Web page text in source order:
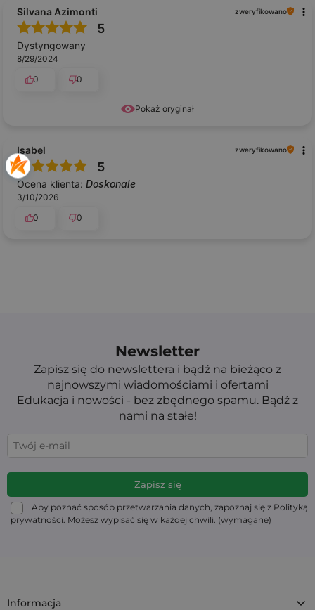
Pokaż oryginał
Silvana Azimonti zweryfikowano
5
Dystyngowany
8/29/2024
0
0
Isabel zweryfikowano
5
Ocena klienta: Doskonale
3/10/2026
0
0
Newsletter
Zapisz się do newslettera i bądź na bieżąco z
najnowszymi wiadomościami i ofertami
Edukacja i nowości - bez zbędnego spamu. Bądź z
nami na stałe!
Aby poznać sposób przetwarzania danych, zapoznaj się z Polityką
prywatności. Możesz wypisać się w każdej chwili. (wymagane)
Informacja